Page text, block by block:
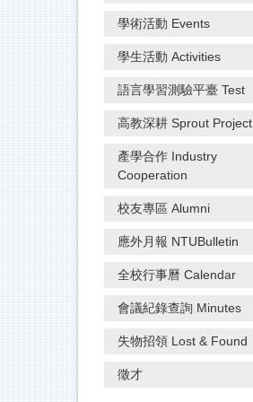
學術活動 Events
學生活動 Activities
語言學習測驗平臺 Test
高教深耕 Sprout Project
產學合作 Industry
Cooperation
校友專區 Alumni
應外月報 NTUBulletin
全校行事曆 Calendar
會議紀錄查詢 Minutes
失物招領 Lost & Found
徵才